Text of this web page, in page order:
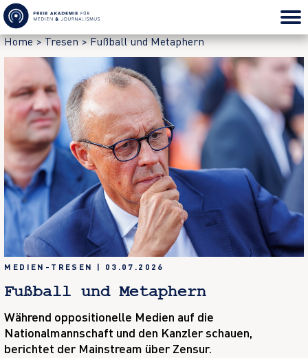
Home>Tresen>Fußball und Metaphern
MEDIEN-TRESEN | 03.07.2026
Fußball und Metaphern
Während oppositionelle Medien auf die
Nationalmannschaft und den Kanzler schauen,
berichtet der Mainstream über Zensur.